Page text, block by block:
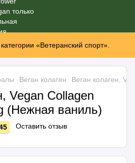
«Ветеранский спорт».
Веган колаген Веган колаген,
Vegan Collagen
(Нежная ваниль)
Оставить отзыв